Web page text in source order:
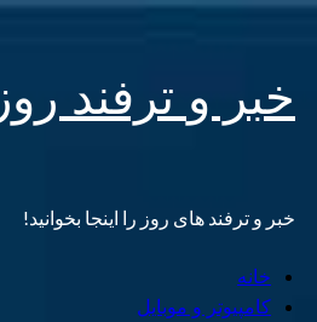
content
خبر و ترفند روز
خبر و ترفند های روز را اینجا بخوانید!
Primary
Menu
خانه
کامپیوتر و موبایل